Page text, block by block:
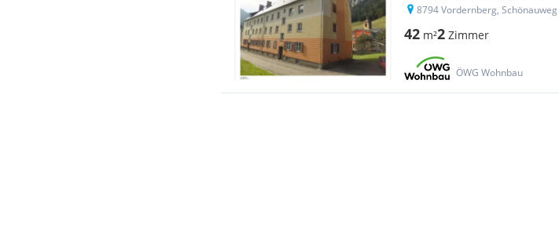
Miete - 2 Zimmer
8794 Vordernberg,
42 m²2 Zimmer
ÖWG Wohnbau